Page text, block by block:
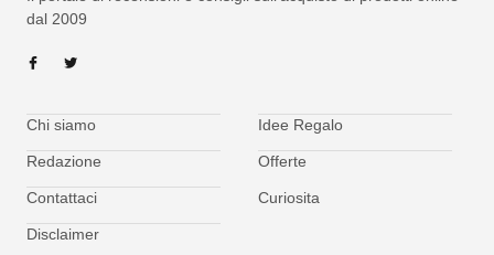
dal 2009
Chi siamo
Redazione
Contattaci
Disclaimer
Idee Regalo
Offerte
Curiosita